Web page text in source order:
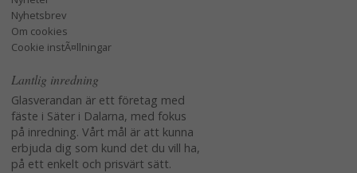
Nyhetsbrev
Om cookies
Cookie instÃ¤llningar
Lantlig inredning
Glasverandan är ett företag med
fäste i Säter i Dalarna, med fokus
på inredning. Vårt mål är att kunna
erbjuda dig som kund det du vill ha,
på ett enkelt och prisvärt sätt.